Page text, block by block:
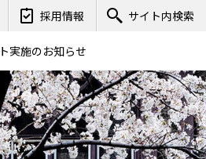
採用情報 サイト内検索
実施のお知らせ